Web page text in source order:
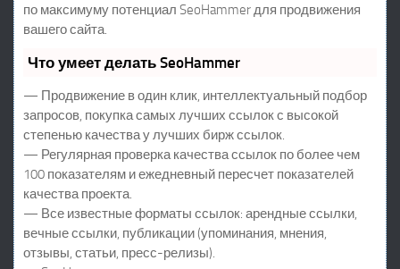
по максимуму потенциал SeoHammer для продвижения
вашего сайта.
Что умеет делать SeoHammer
— Продвижение в один клик, интеллектуальный подбор
запросов, покупка самых лучших ссылок с высокой
степенью качества у лучших бирж ссылок.
— Регулярная проверка качества ссылок по более чем
100 показателям и ежедневный пересчет показателей
качества проекта.
— Все известные форматы ссылок: арендные ссылки,
вечные ссылки, публикации (упоминания, мнения,
отзывы, статьи, пресс-релизы).